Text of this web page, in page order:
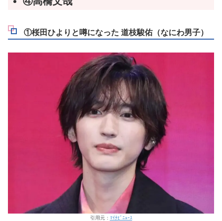
①桜田ひよりと噂になった 道枝駿佑（なにわ男子）
引用元： ﾏｲﾅﾋﾞﾆｭｰｽ